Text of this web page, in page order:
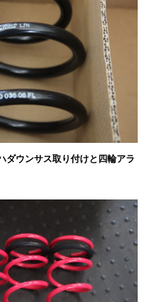
ダウンサス取り付けと四輪アラ